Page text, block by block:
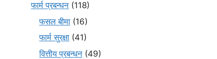
फार्म प्रबन्धन (118)
फसल बीमा (16)
फार्म सुरक्षा (41)
वित्तीय प्रबन्धन (49)